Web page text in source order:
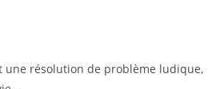
une résolution de problème ludique,